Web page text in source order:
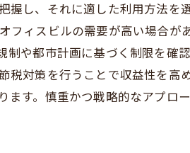
握し、それに適した利用方法を
フィスビルの需要が高い場合が
や都市計画に基づく制限を確認
税対策を行うことで収益性を高
ます。慎重かつ戦略的なアプロ